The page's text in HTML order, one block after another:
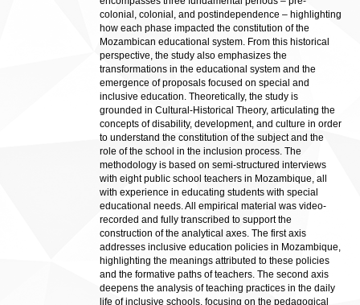
colonial, colonial, and postindependence – highlighting
how each phase impacted the constitution of the
Mozambican educational system. From this historical
perspective, the study also emphasizes the
transformations in the educational system and the
emergence of proposals focused on special and
inclusive education. Theoretically, the study is
grounded in Cultural-Historical Theory, articulating the
concepts of disability, development, and culture in order
to understand the constitution of the subject and the
role of the school in the inclusion process. The
methodology is based on semi-structured interviews
with eight public school teachers in Mozambique, all
with experience in educating students with special
educational needs. All empirical material was video-
recorded and fully transcribed to support the
construction of the analytical axes. The first axis
addresses inclusive education policies in Mozambique,
highlighting the meanings attributed to these policies
and the formative paths of teachers. The second axis
deepens the analysis of teaching practices in the daily
life of inclusive schools, focusing on the pedagogical